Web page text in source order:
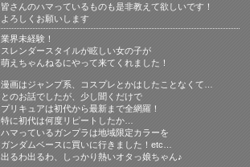
皆さんのハマっているものも是非教えて欲しいです！
よろしくお願いします
業界未経験！
スレンダースタイルが眩しい女の子が
萌えちゃんねるにやって来てくれました！
漫画はジャンプ系、コスプレとかはしたことなくて…
とのお話でしたが、少し聞くだけで
プリキュアは初代から最新まで全網羅！
特に初代は何度リピートしたか…
ハマっているガンプラは地域限定カラーを
ガンダムベースに買いに行きました！etc…
出るわ出るわ、しっかり熱いオタっ娘ちゃん♪